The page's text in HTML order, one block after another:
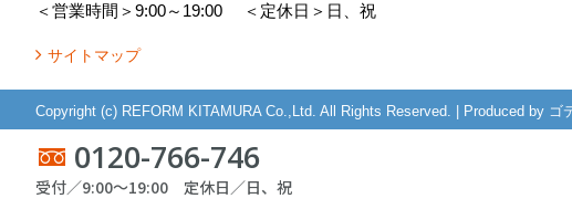
＜営業時間＞9:00～19:00
＜定休日＞日、祝
サイトマップ
Copyright (c) REFORM KITAMURA Co.,Ltd. All Rights Reserved. Produced by ゴ
0120-766-746
受付／9:00～19:00 定休日／日、祝